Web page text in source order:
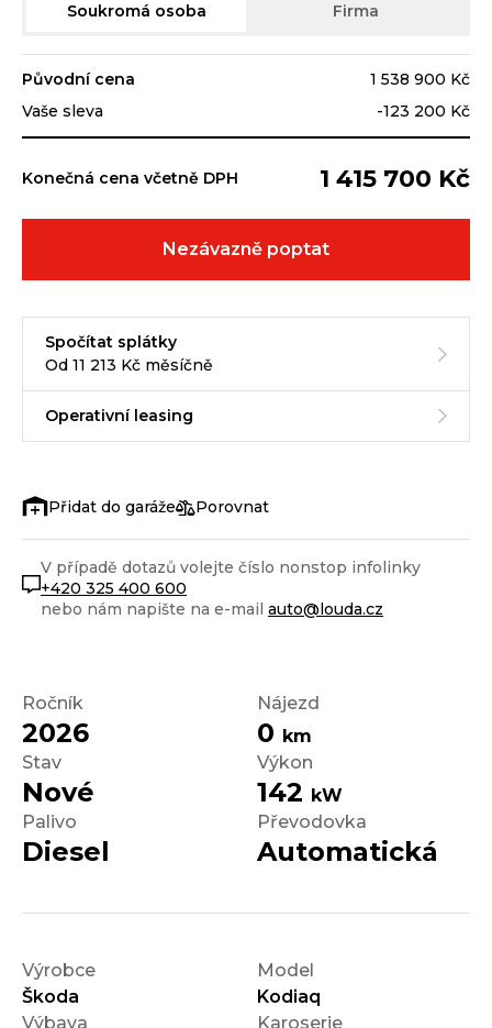
Ročník
2026
Nájezd
0 km
Stav
Nové
Výkon
142 kW
Palivo
Diesel
Převodovka
Automatická
Výrobce
Škoda
Model
Kodiaq
Výbava
Karoserie
Soukromá osoba Firma
Původní cena
1 538 900 Kč
Vaše sleva
-123 200 Kč
Konečná cena včetně DPH 1 415 700 Kč
Nezávazně poptat
Spočítat splátky
Od 11 213 Kč měsíčně
Operativní leasing
Porovnat
V případě dotazů volejte číslo nonstop infolinky
+420 325 400 600
nebo nám napište na e-mail auto@louda.cz